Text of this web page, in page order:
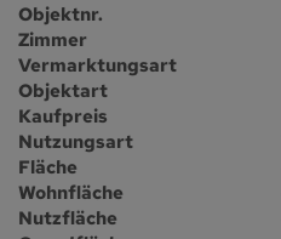
Objektnr.
Zimmer
Vermarktungsart
Objektart
Kaufpreis
Nutzungsart
Fläche
Wohnfläche
Nutzfläche